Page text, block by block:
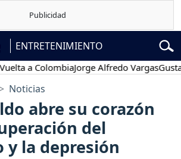
ENTRETENIMIENTO
a ColombiaJorge Alfredo VargasGustavo
Noticias
abre su corazón
del
y la depresión